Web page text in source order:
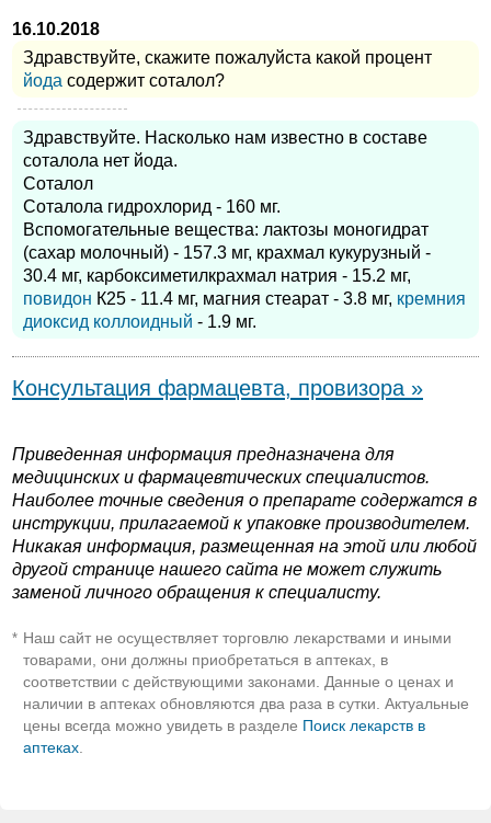
16.10.2018
Здравствуйте, скажите пожалуйста какой процент
йода содержит соталол?
Здравствуйте. Насколько нам известно в составе
соталола нет йода.
Соталол
Соталола гидрохлорид - 160 мг.
Вспомогательные вещества: лактозы моногидрат
(сахар молочный) - 157.3 мг, крахмал кукурузный -
30.4 мг, карбоксиметилкрахмал натрия - 15.2 мг,
повидон К25 - 11.4 мг, магния стеарат - 3.8 мг, кремния
диоксид коллоидный - 1.9 мг.
Консультация фармацевта, провизора »
Приведенная информация предназначена для
медицинских и фармацевтических специалистов.
Наиболее точные сведения о препарате содержатся в
инструкции, прилагаемой к упаковке производителем.
Никакая информация, размещенная на этой или любой
другой странице нашего сайта не может служить
заменой личного обращения к специалисту.
* Наш сайт не осуществляет торговлю лекарствами и иными
товарами, они должны приобретаться в аптеках, в
соответствии с действующими законами. Данные о ценах и
наличии в аптеках обновляются два раза в сутки. Актуальные
цены всегда можно увидеть в разделе Поиск лекарств в
аптеках